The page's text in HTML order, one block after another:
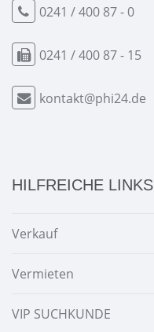
0241 / 400 87 - 0
0241 / 400 87 - 15
kontakt@phi24.de
HILFREICHE LINKS
Verkauf
Vermieten
VIP SUCHKUNDE